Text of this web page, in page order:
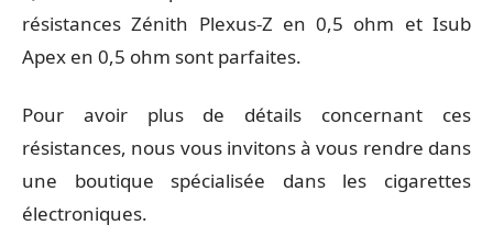
résistances Zénith Plexus-Z en 0,5 ohm et Isub
Apex en 0,5 ohm sont parfaites.
Pour avoir plus de détails concernant ces
résistances, nous vous invitons à vous rendre dans
une boutique spécialisée dans les cigarettes
électroniques.